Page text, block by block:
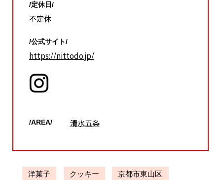
/定休日/
不定休
/公式サイト/
https://nittodo.jp/
/AREA/ 清水五条
洋菓子 クッキー 京都市東山区